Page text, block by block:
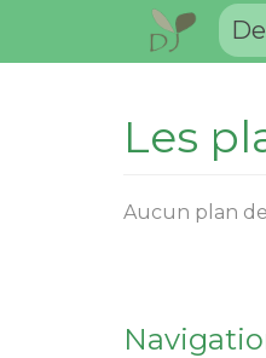
Les
Aucun plan